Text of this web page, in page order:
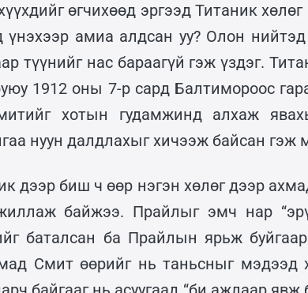
өгчихөөд эргээд Титаник
үнэхээр амиа алдсан уу? Олон
түүнийг нас бараагүй гэж үздэг.
1912 оны 7-р сард Балтимороос
хотын гудамжинд алхаж
нуун далдлахыг хичээж байсан гэж
дээр биш ч өөр нэгэн хөлөг дээр
байжээ. Прайлыг эмч нар
баталсан ба Прайлын ярьж
Смит өөрийг нь таньсныг мэдээд